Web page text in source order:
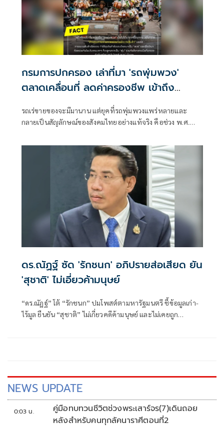
กรมการปกครอง เล่าที่มา 'รถพุ่มพวง'
ตลาดเคลื่อนที่ ลดค่าครองชีพ เข้าถึง
รถเร่ขายของจะมีมานาน แต่ยุคที่รถพุ่มพวงแพร่หลายและ
กลายเป็นสัญลักษณ์ของสังคมไทยอย่างแท้จริง คือช่วง พ.ศ.
ดร.ณัฏฐ์ ซัด 'รักชนก' อภิปรายส่อเสียด ยัน
'สุชาติ' ไม่เอี่ยวค้ามนุษย์
“ดร.ณัฏฐ์” โต้ “รักชนก” ปมโพสต์ตามหารัฐมนตรี ชี้ข้อมูลเก่า-
ไร้มูล ยืนยัน “สุชาติ” ไม่เกี่ยวคดีค้ามนุษย์ และไม่เคยถูก
NEWS UPDATE
0:03 น.
คู่มือทบทวนชีวิตช่วงพระเสาร์จร(7)เดินถอย
หลังสำหรับคนทุกลัคนาราศีตอนที่2